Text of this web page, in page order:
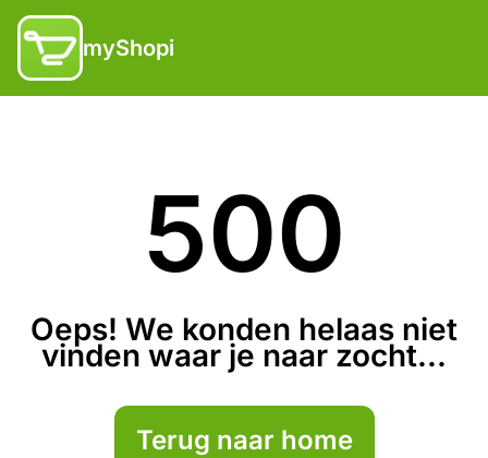
myShopi
500
Oeps! We konden helaas niet
vinden waar je naar zocht...
Terug naar home